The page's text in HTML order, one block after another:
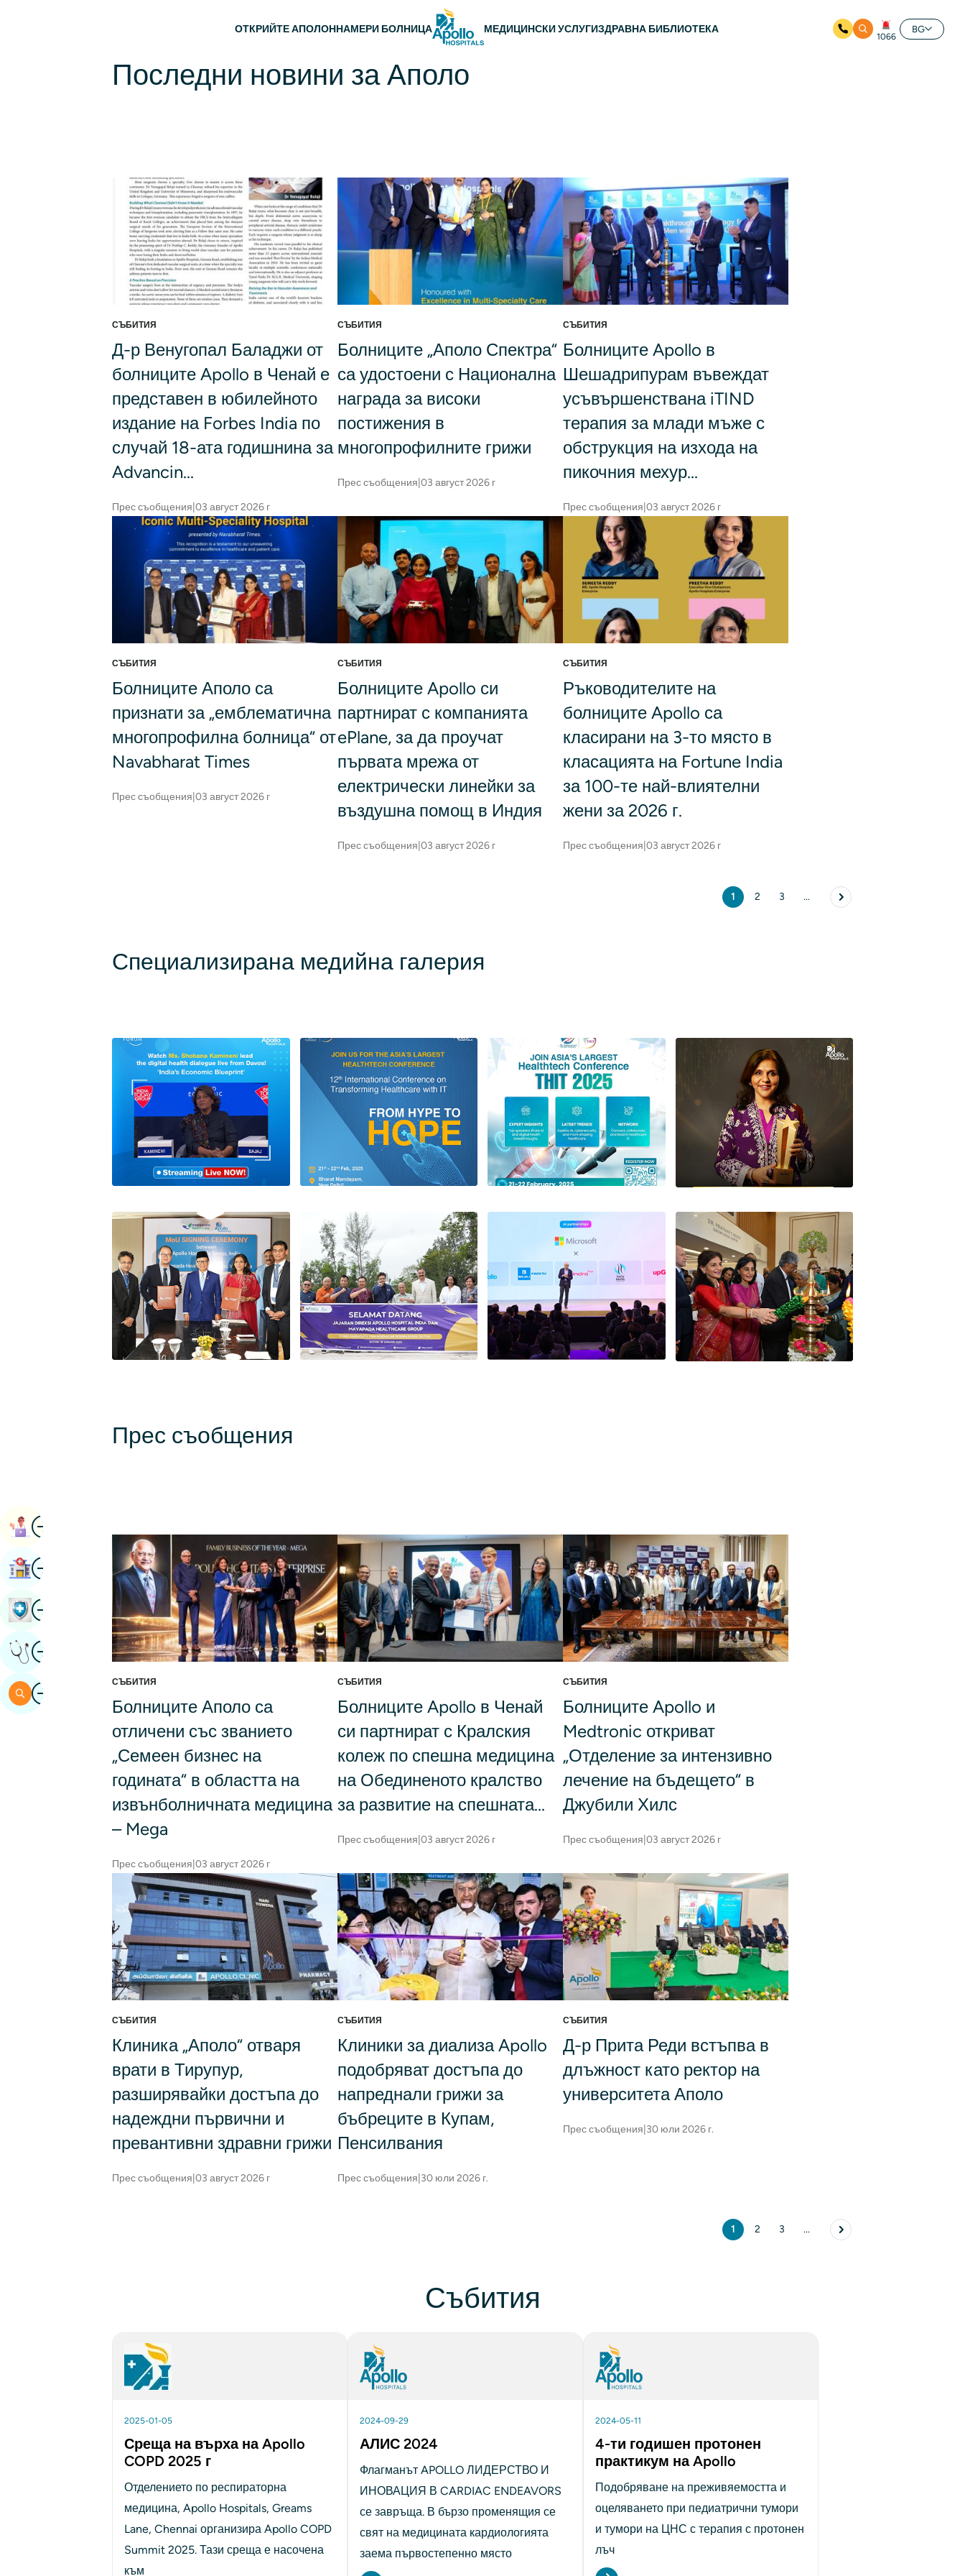
Основна навигация
ОТКРИЙТЕ АПОЛОННАМЕРИ БОЛНИЦА МЕДИЦИНСКИ УСЛУГИЗДРАВНА БИБЛИОТЕКА
1066
BG
Последни новини за Аполо
СЪБИТИЯ
Д-р Венугопал Баладжи от
болниците Apollo в Ченай е
представен в юбилейното
издание на Forbes India по
случай 18-ата годишнина за
Advancin...
Прес съобщения 03 август 2026 г
СЪБИТИЯ
Болниците „Аполо Спектра“
са удостоени с Национална
награда за високи
постижения в
многопрофилните грижи
Прес съобщения 03 август 2026 г
СЪБИТИЯ
Болниците Apollo в
Шешадрипурам въвеждат
усъвършенствана iTIND
терапия за млади мъже с
обструкция на изхода на
пикочния мехур...
Прес съобщения 03 август 2026 г
СЪБИТИЯ
Болниците Аполо са
признати за „емблематична
многопрофилна болница“ от
Navabharat Times
Прес съобщения 03 август 2026 г
СЪБИТИЯ
Болниците Apollo си
партнират с компанията
ePlane, за да проучат
първата мрежа от
електрически линейки за
въздушна помощ в Индия
Прес съобщения 03 август 2026 г
СЪБИТИЯ
Ръководителите на
болниците Apollo са
класирани на 3-то място в
класацията на Fortune India
за 100-те най-влиятелни
жени за 2026 г.
Прес съобщения 03 август 2026 г
Текуща страница
1
страница
2
страница
3 ...
Следваща страница
Специализирана медийна галерия
Прес съобщения
СЪБИТИЯ
Болниците Аполо са
отличени със званието
„Семеен бизнес на
годината“ в областта на
извънболничната медицина
– Mega
Прес съобщения 03 август 2026 г
СЪБИТИЯ
Болниците Apollo в Ченай
си партнират с Кралския
колеж по спешна медицина
на Обединеното кралство
за развитие на спешната...
Прес съобщения 03 август 2026 г
СЪБИТИЯ
Болниците Apollo и
Medtronic откриват
„Отделение за интензивно
лечение на бъдещето“ в
Джубили Хилс
Прес съобщения 03 август 2026 г
СЪБИТИЯ
Клиника „Аполо“ отваря
врати в Тирупур,
разширявайки достъпа до
надеждни първични и
превантивни здравни грижи
Прес съобщения 03 август 2026 г
СЪБИТИЯ
Клиники за диализа Apollo
подобряват достъпа до
напреднали грижи за
бъбреците в Купам,
Пенсилвания
Прес съобщения 30 юли 2026 г.
СЪБИТИЯ
Д-р Прита Реди встъпва в
длъжност като ректор на
университета Аполо
Прес съобщения 30 юли 2026 г.
Текуща страница
1
страница
2
страница
3 ...
Следваща страница
Събития
2025-01-05
Среща на върха на Apollo
COPD 2025 г
Отделението по респираторна
медицина, Apollo Hospitals, Greams
Lane, Chennai организира Apollo COPD
Summit 2025. Тази среща е насочена
към
2024-09-29
АЛИС 2024
Флагманът APOLLO ЛИДЕРСТВО И
ИНОВАЦИЯ В CARDIAC ENDEAVORS
се завръща. В бързо променящия се
свят на медицината кардиологията
заема първостепенно място
2024-05-11
4-ти годишен протонен
практикум на Apollo
Подобряване на преживяемостта и
оцеляването при педиатрични тумори
и тумори на ЦНС с терапия с протонен
лъч
Изображение
Книга Назначаване
Изображение
Намери Болница
Изображение
Резервирайте Здравен Преглед
Изображение
Получете Експертно Мнение
Изображение
Търсене